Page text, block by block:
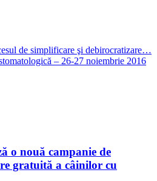
de simplificare şi debirocratizare…
– 26-27 noiembrie 2016
o nouă campanie de
gratuită a câinilor cu